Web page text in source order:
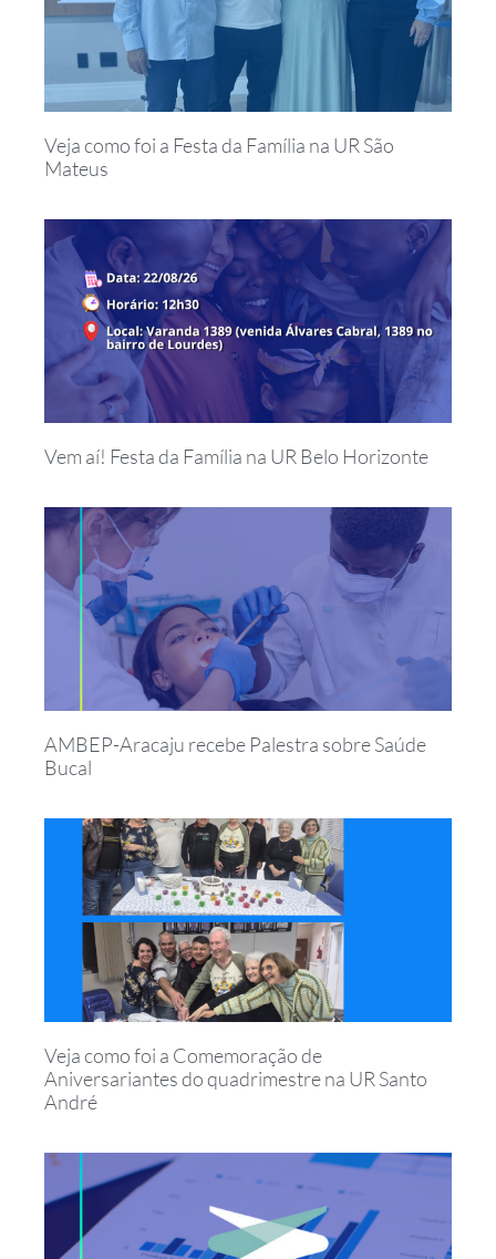
Veja como foi a Festa da Família na UR São
Mateus
Vem aí! Festa da Família na UR Belo Horizonte
AMBEP-Aracaju recebe Palestra sobre Saúde
Bucal
Veja como foi a Comemoração de
Aniversariantes do quadrimestre na UR Santo
André